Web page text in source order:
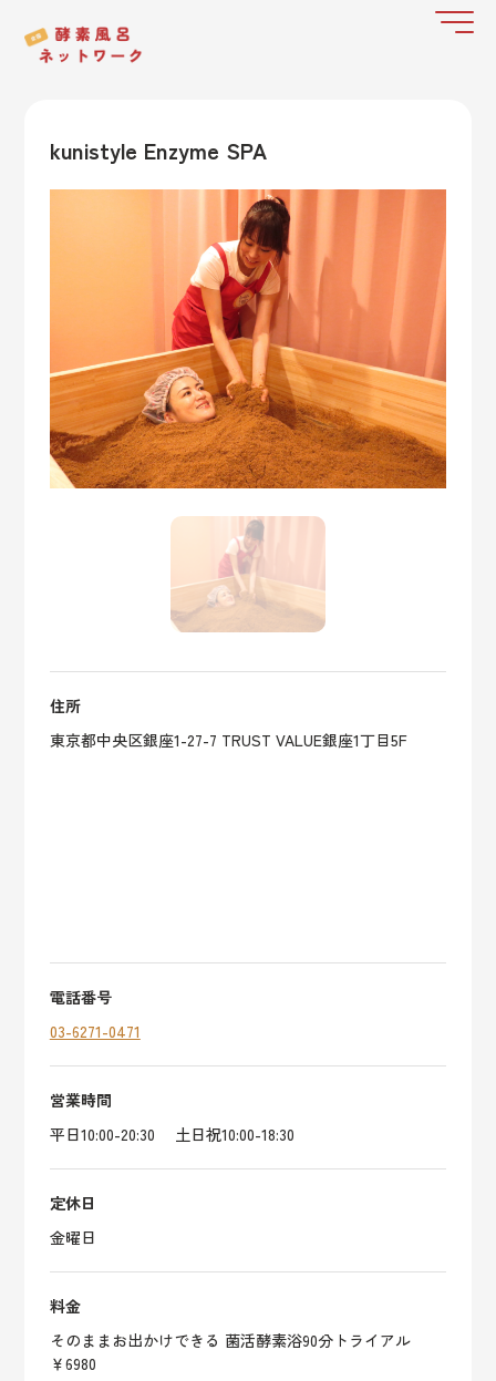
kunistyle Enzyme SPA
住所
東京都中央区銀座1-27-7 TRUST VALUE銀座1丁目5F
電話番号
03-6271-0471
営業時間
平日10:00-20:30 土日祝10:00-18:30
定休日
金曜日
料金
そのままお出かけできる 菌活酵素浴90分トライアル
￥6980